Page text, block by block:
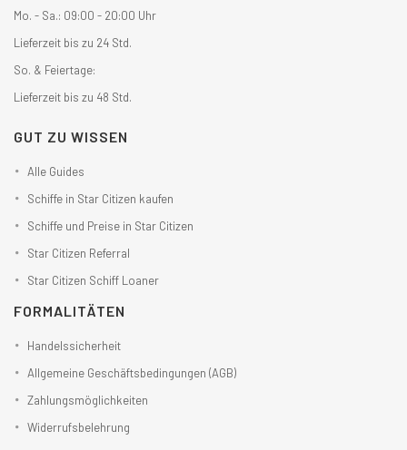
Mo. - Sa.: 09:00 - 20:00 Uhr
Lieferzeit bis zu 24 Std.
So. & Feiertage:
Lieferzeit bis zu 48 Std.
GUT ZU WISSEN
Alle Guides
Schiffe in Star Citizen kaufen
Schiffe und Preise in Star Citizen
Star Citizen Referral
Star Citizen Schiff Loaner
FORMALITÄTEN
Handelssicherheit
Allgemeine Geschäftsbedingungen (AGB)
Zahlungsmöglichkeiten
Widerrufsbelehrung